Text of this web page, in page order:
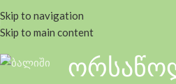
Skip to navigation
Skip to main content